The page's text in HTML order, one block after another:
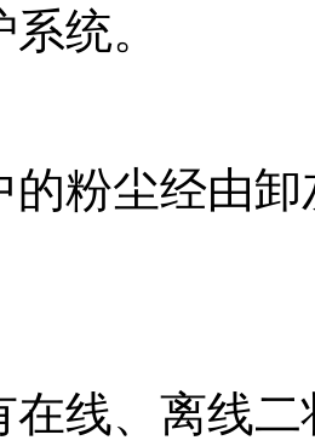
统。
的粉尘经由
在线、离线